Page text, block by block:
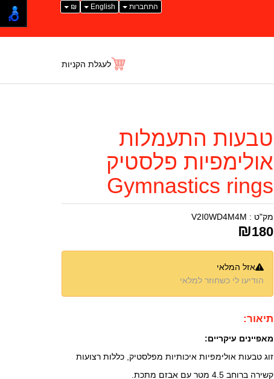
התחברות English
₪
לעגלת הקניות
טבעות התעמלות
אולימפיות פלסטיק
Gymnastics rings
מק"ט : V2I0WD4M4M
₪180
אזל המלאי
הודיעו לי כשחוזר למלאי
תיאור:
מאפיינים עיקריים:
זוג טבעות אולימפיות איכותיות מפלסטיק, כללות רצועות
קשירה ברוחב 4.5 מטר עם אבזם מתכת.